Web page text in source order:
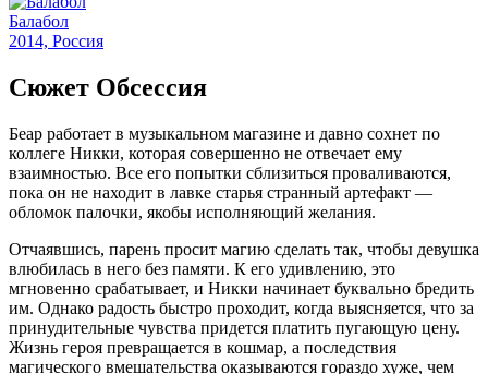
Балабол
2014, Россия
Сюжет Обсессия
Беар работает в музыкальном магазине и давно сохнет по
коллеге Никки, которая совершенно не отвечает ему
взаимностью. Все его попытки сблизиться проваливаются,
пока он не находит в лавке старья странный артефакт —
обломок палочки, якобы исполняющий желания.
Отчаявшись, парень просит магию сделать так, чтобы девушка
влюбилась в него без памяти. К его удивлению, это
мгновенно срабатывает, и Никки начинает буквально бредить
им. Однако радость быстро проходит, когда выясняется, что за
принудительные чувства придется платить пугающую цену.
Жизнь героя превращается в кошмар, а последствия
магического вмешательства оказываются гораздо хуже, чем